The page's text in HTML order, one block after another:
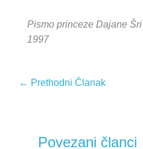
Pismo princeze Dajane
1997
← Prethodni Članak
Povezani članci